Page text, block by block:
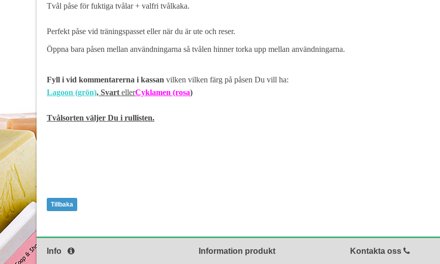
Tvål påse för fuktiga tvålar + valfri tvålkaka.
Perfekt påse vid träningspasset eller när du är ute och reser.
Öppna bara påsen mellan användningarna så tvålen hinner torka upp mellan användningarna.
Fyll i vid kommentarerna i kassan vilken vilken färg på påsen Du vill ha:
Lagoon (grön), Svart ellerCyklamen (rosa)
Tvålsorten väljer Du i rullisten.
Tillbaka
Info Information produkt Kontakta oss